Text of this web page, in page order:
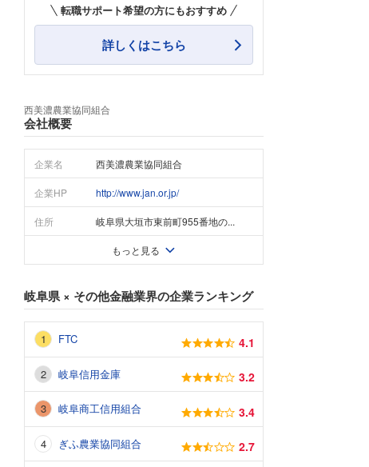
転職サポート希望の方にもおすすめ
詳しくはこちら
西美濃農業協同組合
会社概要
企業名 西美濃農業協同組合
企業HP http://www.jan.or.jp/
住所 岐阜県大垣市東前町955番地の...
もっと見る
岐阜県× その他金融業界の企業ランキング
FTC 4.1
岐阜信用金庫 3.2
岐阜商工信用組合 3.4
ぎふ農業協同組合 2.7